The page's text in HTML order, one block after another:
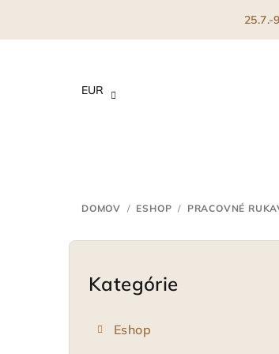
25.7.-
EUR
DOMOV / ESHOP / PRACOVNÉ
B
Preskočiť
kategórie
Kategórie
Eshop